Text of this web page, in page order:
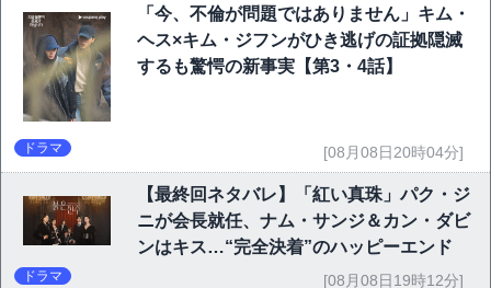
「今、不倫が問題ではありません」キム・
ヘス×キム・ジフンがひき逃げの証拠隠滅
するも驚愕の新事実【第3・4話】
ドラマ [08月08日20時04分]
【最終回ネタバレ】「紅い真珠」パク・ジ
ニが会長就任、ナム・サンジ＆カン・ダビ
ンはキス…“完全決着”のハッピーエンド
ドラマ [08月08日19時12分]